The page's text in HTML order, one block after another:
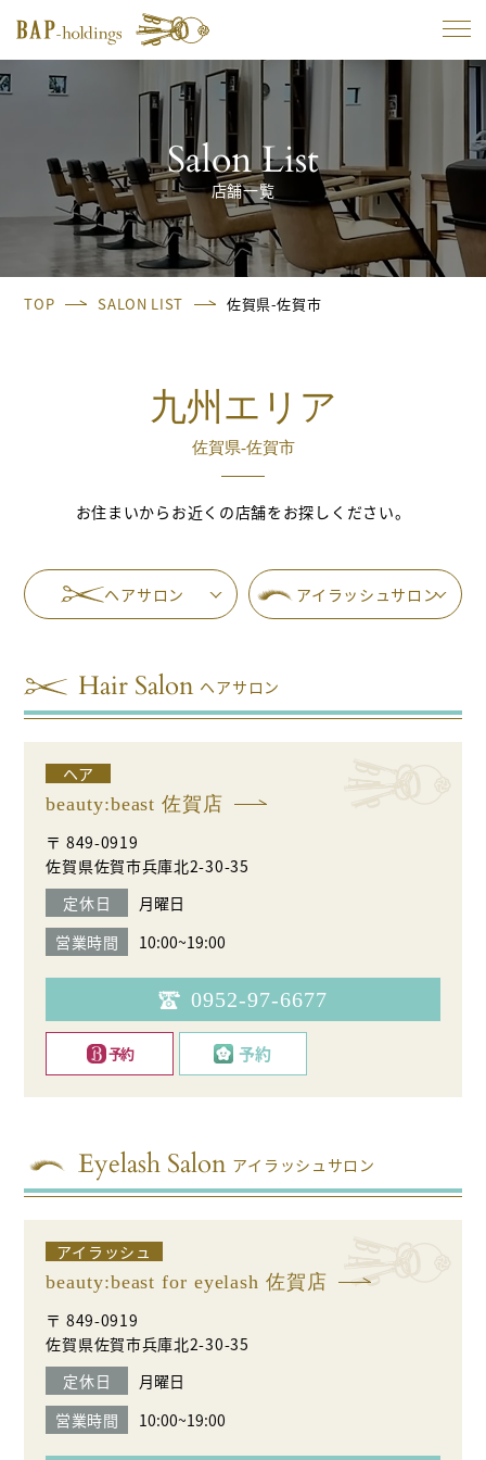
Salon List
店舗一覧
TOP SALON LIST 佐賀県-佐賀市
九州エリア
佐賀県-佐賀市
お住まいからお近くの店舗をお探しください。
ヘアサロン アイラッシュサロン
ヘアサロン
ヘア
beauty:beast 佐賀店
〒 849-0919
佐賀県佐賀市兵庫北2-30-35
定休日
月曜日
営業時間
10:00~19:00
0952-97-6677
予約 予約
アイラッシュサロン
アイラッシュ
beauty:beast for eyelash 佐賀店
〒 849-0919
佐賀県佐賀市兵庫北2-30-35
定休日
月曜日
営業時間
10:00~19:00